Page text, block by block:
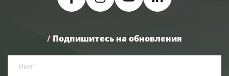
/ Подпишитесь на обновления